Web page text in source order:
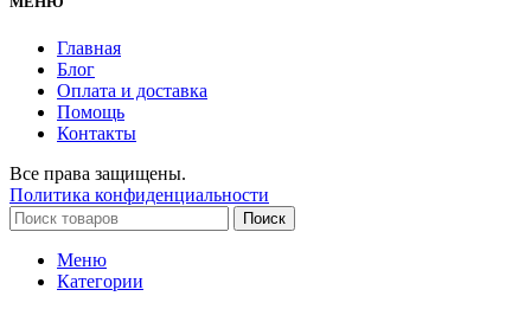
Главная
Блог
Оплата и доставка
Помощь
Контакты
Все права защищены.
Политика конфиденциальности
Поиск
Меню
Категории